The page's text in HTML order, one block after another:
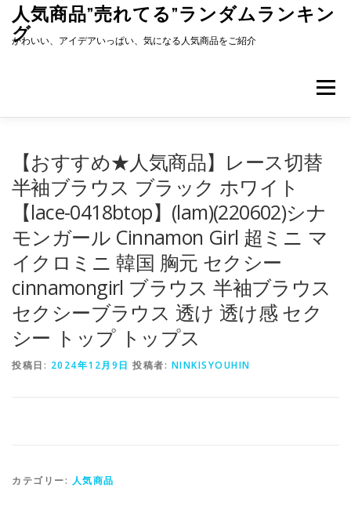
キ
人気商品”売れてる”ランダムランキン
グ
かわいい、アイデアいっぱい、気になる人気商品をご紹介
メニュー
【おすすめ★人気商品】レース切替
半袖ブラウス ブラック ホワイト
【lace-0418btop】(lam)(220602)シナ
モンガール Cinnamon Girl 超ミニ マ
イクロミニ 韓国 胸元 セクシー
cinnamongirl ブラウス 半袖ブラウス
セクシーブラウス 透け 透け感 セク
シー トップ トップス
投稿日: 2024年12月9日 投稿者: NINKISYOUHIN
カテゴリー: 人気商品